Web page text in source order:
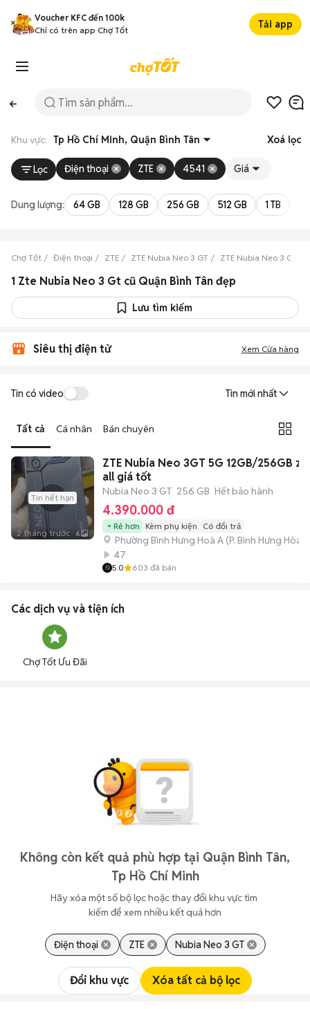
Voucher KFC đến 100k
Chỉ có trên app Chợ Tốt
Tải app
Khu vực: Tp Hồ Chí Minh, Quận Bình Tân Xoá lọc
Lọc Điện thoại ZTE 4541 Giá
Dung lượng: 64 GB 128 GB 256 GB 512 GB 1 TB
Chợ Tốt Điện thoại ZTE ZTE Nubia Neo 3 GT ZTE Nubia Neo 3 GT
1 Zte Nubia Neo 3 Gt cũ Quận Bình Tân đẹp
Lưu tìm kiếm
Siêu thị điện tử Xem Cửa hàng
Tin có video Tin mới nhất
Tất cả Cá nhân Bán chuyên
Tin hết hạn
2 tháng trước 6
ZTE Nubia Neo 3GT 5G 12GB/256GB zin
all giá tốt
Nubia Neo 3 GT 256 GB Hết bảo hành
4.390.000 đ
Rẻ hơn Kèm phụ kiện Có đổi trả
Phường Bình Hưng Hoà A (P. Bình Hưng Hòa
47
5.0 603 đã bán
Các dịch vụ và tiện ích
Chợ Tốt Ưu Đãi
Không còn kết quả phù hợp tại Quận Bình Tân,
Tp Hồ Chí Minh
Hãy xóa một số bộ lọc hoặc thay đổi khu vực tìm
kiếm để xem nhiều kết quả hơn
Điện thoại ZTE Nubia Neo 3 GT
Đổi khu vực Xóa tất cả bộ lọc